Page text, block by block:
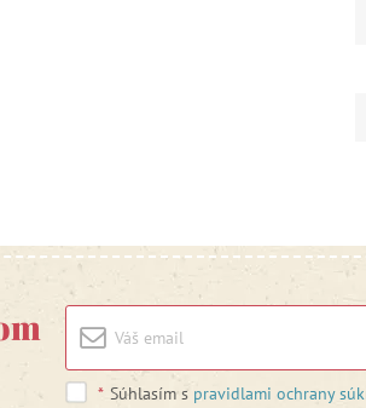
* Súhlasím s pravidlami ochrany